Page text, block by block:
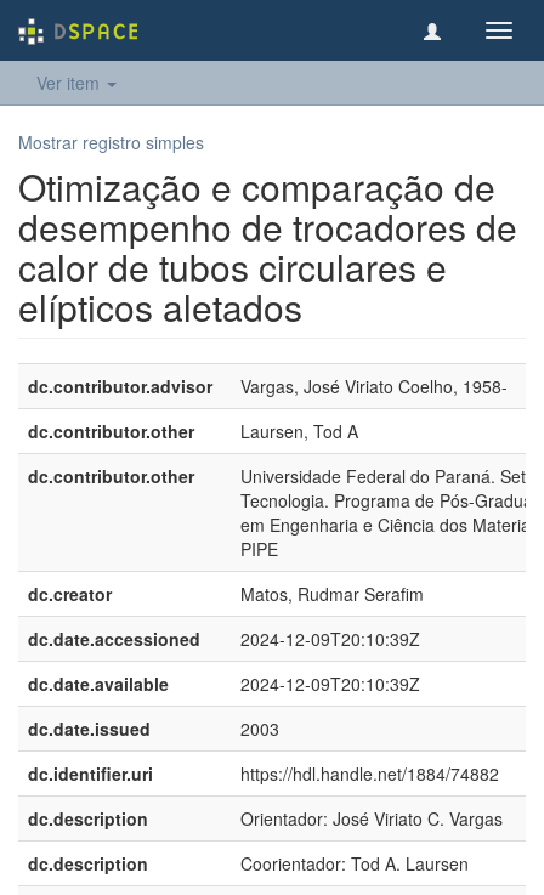
Ver item
Mostrar registro simples
Otimização e comparação de
desempenho de trocadores de
calor de tubos circulares e
elípticos aletados
dc.contributor.advisor
Vargas, José Viriato Coelho, 1958-
dc.contributor.other
Laursen, Tod A
dc.contributor.other
Universidade Federal do Paraná.
Tecnologia. Programa de Pós-
em Engenharia e Ciência dos
PIPE
dc.creator
Matos, Rudmar Serafim
dc.date.accessioned
2024-12-09T20:10:39Z
dc.date.available
2024-12-09T20:10:39Z
dc.date.issued
2003
dc.identifier.uri
https://hdl.handle.net/1884/74882
dc.description
Orientador: José Viriato C. Vargas
dc.description
Coorientador: Tod A. Laursen